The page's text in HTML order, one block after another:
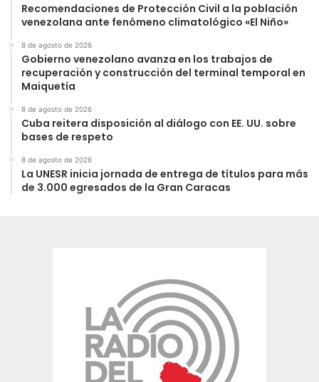
Recomendaciones de Protección Civil a la población
venezolana ante fenómeno climatológico «El Niño»
8 de agosto de 2026
Gobierno venezolano avanza en los trabajos de
recuperación y construcción del terminal temporal en
Maiquetía
8 de agosto de 2026
Cuba reitera disposición al diálogo con EE. UU. sobre
bases de respeto
8 de agosto de 2026
La UNESR inicia jornada de entrega de títulos para más
de 3.000 egresados de la Gran Caracas